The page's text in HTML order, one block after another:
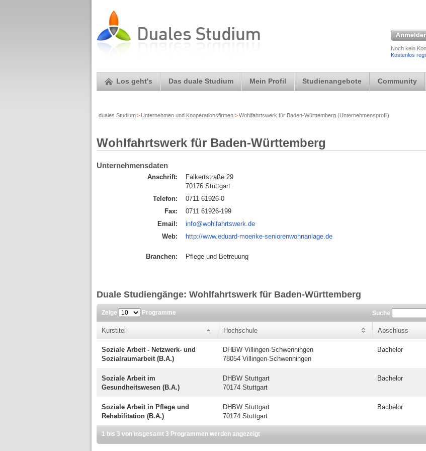
Noch kein
Kostenlos
Los geht's Das duale Studium Mein Profil Studienangebote Community
duales Studium> Unternehmen und Kooperationsfirmen >Wohlfahrtswerk für Baden-Württemberg (Unternehmensprofil)
Wohlfahrtswerk für Baden-Württemberg
Unternehmensdaten
Anschrift:
Falkertstraße 29
70176 Stuttgart
Telefon:
0711 61926-0
Fax:
0711 61926-199
Email:
info@wohlfahrtswerk.de
Web:
http://www.eduard-moerike-seniorenwohnanlage.de
Branchen: Pflege und Betreuung
Duale Studiengänge: Wohlfahrtswerk für Baden-Württemberg
Zeige Programme Suche
Kurstitel Hochschule Abschluss
Soziale Arbeit - Netzwerk- und
Sozialraumarbeit (B.A.)
DHBW Villingen-Schwenningen
78054 Villingen-Schwenningen
Bachelor
Soziale Arbeit im
Gesundheitswesen (B.A.)
DHBW Stuttgart
70174 Stuttgart
Bachelor
Soziale Arbeit in Pflege und
Rehabilitation (B.A.)
DHBW Stuttgart
70174 Stuttgart
Bachelor
1 bis 3 von insgesamt 3 Programmen werden angezeigt